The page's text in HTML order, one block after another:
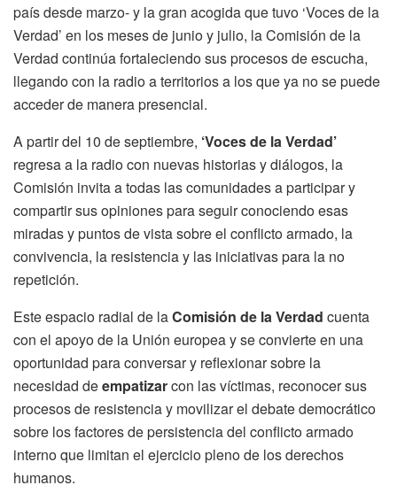
país desde marzo- y la gran acogida que tuvo ‘Voces de la
Verdad’ en los meses de junio y julio, la Comisión de la
Verdad continúa fortaleciendo sus procesos de escucha,
llegando con la radio a territorios a los que ya no se puede
acceder de manera presencial.
A partir del 10 de septiembre, ‘Voces de la Verdad’
regresa a la radio con nuevas historias y diálogos, la
Comisión invita a todas las comunidades a participar y
compartir sus opiniones para seguir conociendo esas
miradas y puntos de vista sobre el conflicto armado, la
convivencia, la resistencia y las iniciativas para la no
repetición.
Este espacio radial de laComisión de la Verdad cuenta
con el apoyo de la Unión europea y se convierte en una
oportunidad para conversar y reflexionar sobre la
necesidad deempatizarcon las víctimas, reconocer sus
procesos de resistencia y movilizar el debate democrático
sobre los factores de persistencia del conflicto armado
interno que limitan el ejercicio pleno de los derechos
humanos.